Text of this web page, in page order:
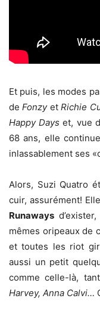
Et puis, les modes
deFonzyetRichie
Happy Days et, vue
68 ans, elle
inlassablement ses
Alors, Suzi Quatro
cuir, assurément!
Runaways d’exister,
mêmes oripeaux de
et toutes les riot
aussi un petit
comme celle-là,
Harvey, Anna Calvi…